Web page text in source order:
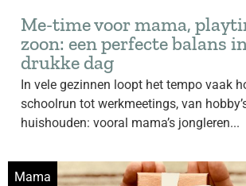
Me-time voor mama,
zoon: een perfecte balans
drukke dag
In vele gezinnen loopt het tempo vaak
schoolrun tot werkmeetings, van
huishouden: vooral mama’s jongleren...
Mama